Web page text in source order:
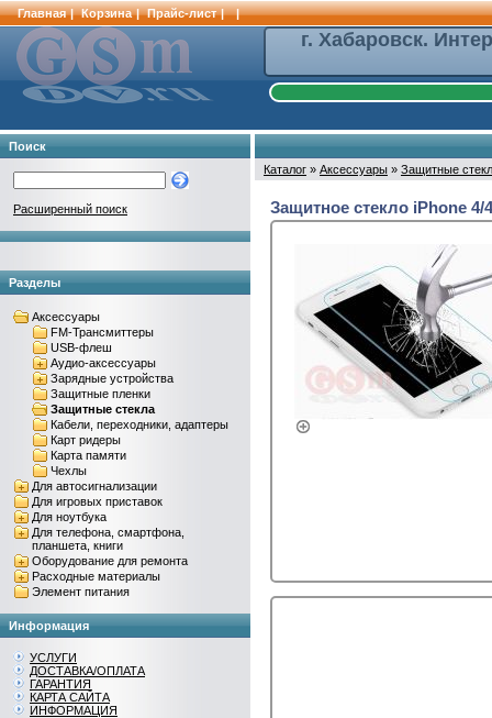
Главная | Корзина | Прайс-лист | |
г. Хабаровск.
Поиск
Расширенный поиск
Разделы
Аксессуары
FM-Трансмиттеры
USB-флеш
Аудио-аксессуары
Зарядные устройства
Защитные пленки
Защитные стекла
Кабели, переходники, адаптеры
Карт ридеры
Карта памяти
Чехлы
Для автосигнализации
Для игровых приставок
Для ноутбука
Для телефона, смартфона,
планшета, книги
Оборудование для ремонта
Расходные материалы
Элемент питания
Информация
УСЛУГИ
ДОСТАВКА/ОПЛАТА
ГАРАНТИЯ
КАРТА САЙТА
ИНФОРМАЦИЯ
Каталог » Аксессуары » Защитные
Защитное стекло iPhone 4/